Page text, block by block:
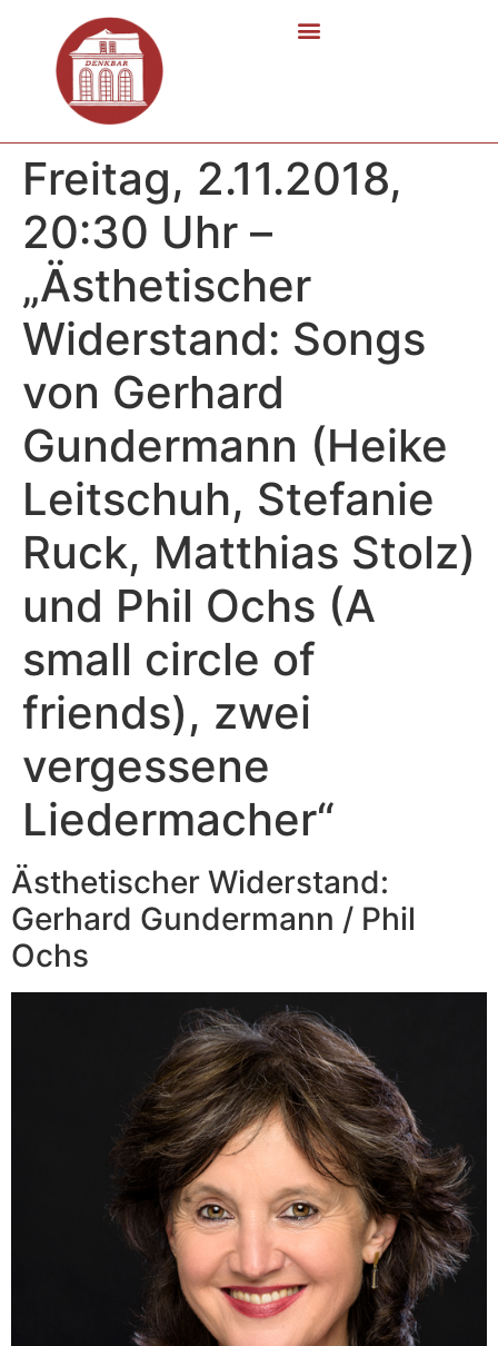
Freitag, 2.11.2018,
20:30 Uhr –
„Ästhetischer
Widerstand: Songs
von Gerhard
Gundermann (Heike
Leitschuh, Stefanie
Ruck, Matthias Stolz)
und Phil Ochs (A
small circle of
friends), zwei
vergessene
Liedermacher“
Ästhetischer Widerstand:
Gerhard Gundermann / Phil
Ochs